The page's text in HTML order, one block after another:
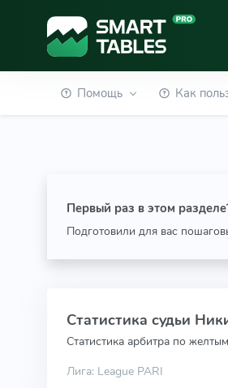
Помощь Как
Первый раз в этом
Подготовили для вас
Статистика судьи
Статистика арбитра по
Лига: League PARI